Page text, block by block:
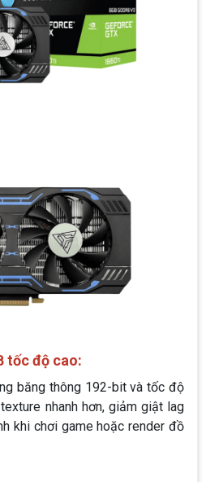
tốc độ cao:
băng thông 192-bit và tốc độ
nhanh hơn, giảm giật lag
khi chơi game hoặc render đồ